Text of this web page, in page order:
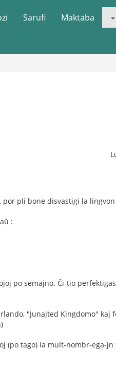
Sarufi Maktaba
por pli bone disvastigi la lingvon
:
po semajno. Ĉi-tio
"Junajted Kingdomo" kaj
(po tago) la mult-nombr-ega-